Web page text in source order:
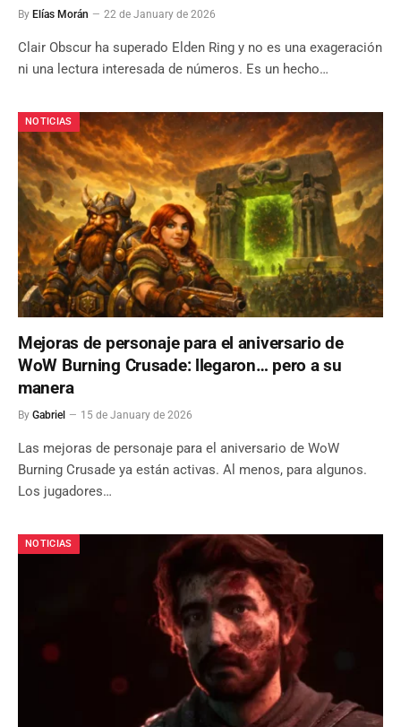
By Elías Morán 22 de January de 2026
Clair Obscur ha superado Elden Ring y no es una exageración
ni una lectura interesada de números. Es un hecho…
NOTICIAS
Mejoras de personaje para el aniversario de
WoW Burning Crusade: llegaron… pero a su
manera
By Gabriel 15 de January de 2026
Las mejoras de personaje para el aniversario de WoW
Burning Crusade ya están activas. Al menos, para algunos.
Los jugadores…
NOTICIAS